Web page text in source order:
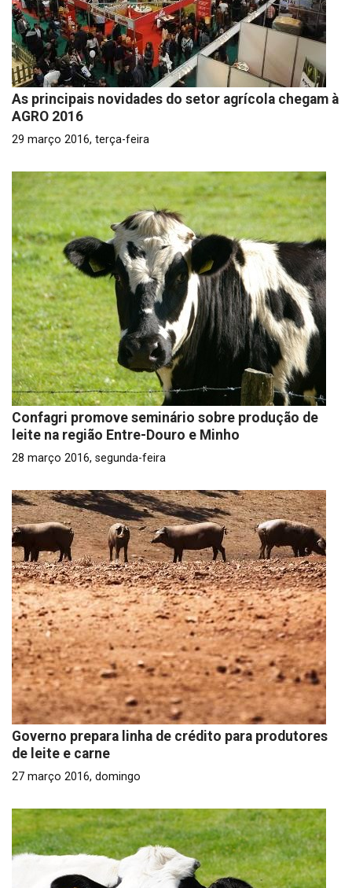
As principais novidades do setor agrícola chegam à
AGRO 2016
29 março 2016, terça-feira
Confagri promove seminário sobre produção de
leite na região Entre-Douro e Minho
28 março 2016, segunda-feira
Governo prepara linha de crédito para produtores
de leite e carne
27 março 2016, domingo